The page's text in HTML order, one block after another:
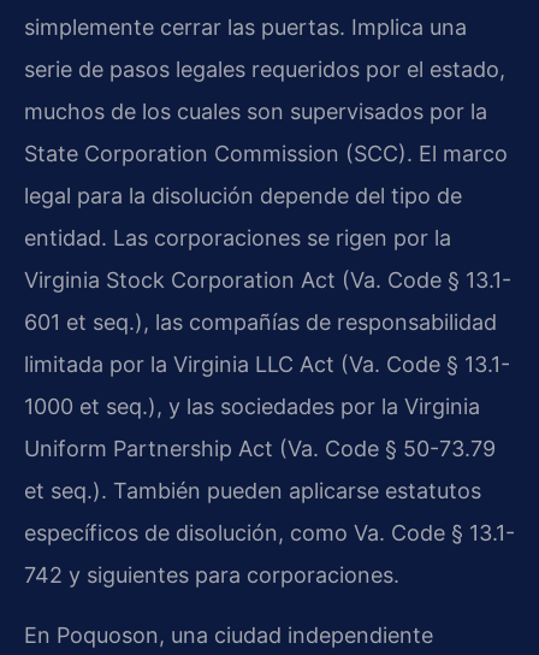
simplemente cerrar las puertas. Implica una
serie de pasos legales requeridos por el estado,
muchos de los cuales son supervisados por la
State Corporation Commission (SCC). El marco
legal para la disolución depende del tipo de
entidad. Las corporaciones se rigen por la
Virginia Stock Corporation Act (Va. Code § 13.1-
601 et seq.), las compañías de responsabilidad
limitada por la Virginia LLC Act (Va. Code § 13.1-
1000 et seq.), y las sociedades por la Virginia
Uniform Partnership Act (Va. Code § 50-73.79
et seq.). También pueden aplicarse estatutos
específicos de disolución, como Va. Code § 13.1-
742 y siguientes para corporaciones.
En Poquoson, una ciudad independiente